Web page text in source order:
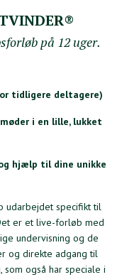
på 12 uger.
tidligere deltagere)
i en lille, lukket
hjælp til dine unikke
udarbejdet specifikt til
er et live-forløb med
undervisning og de
og direkte adgang til
også har speciale i